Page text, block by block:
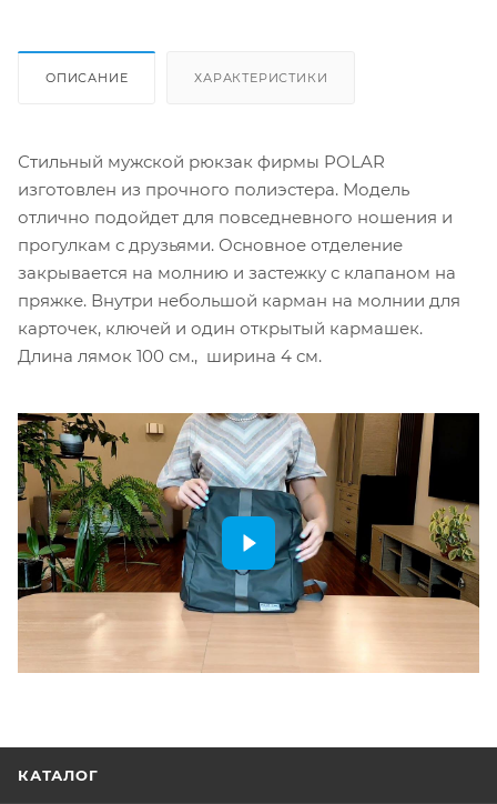
ОПИСАНИЕ ХАРАКТЕРИСТИКИ
Стильный мужской рюкзак фирмы POLAR
изготовлен из прочного полиэстера. Модель
отлично подойдет для повседневного ношения и
прогулкам с друзьями. Основное отделение
закрывается на молнию и застежку с клапаном на
пряжке. Внутри небольшой карман на молнии для
карточек, ключей и один открытый кармашек.
Длина лямок 100 см., ширина 4 см.
КАТАЛОГ